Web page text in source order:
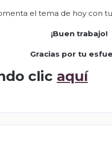
el tema de hoy con
¡Buen trabajo!
Gracias por tu
clic aquí